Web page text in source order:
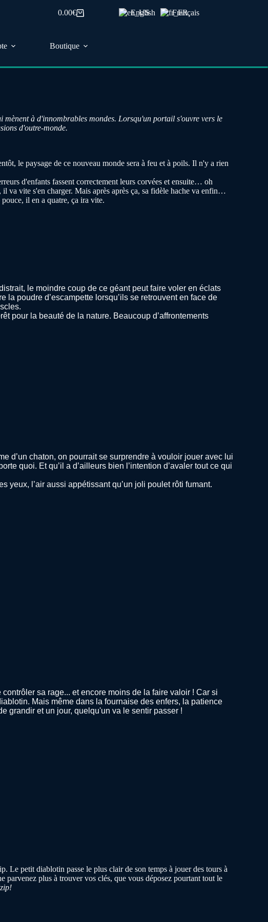
Panier
0.00€ English Français
Boutique
mènent à d'innombrables mondes. Lorsqu'un portail s'ouvre vers le
d'outre-monde.
le paysage de ce nouveau monde sera à feu et à poils. Il n'y a rien
d'enfants fassent correctement leurs corvées et ensuite… oh
il va vite s'en charger. Maisaprès après ça, sa fidèle hache va enfin…
il en a quatre, ça ira vite.
le moindre coup de ce géant peut faire voler en éclats
poudre d’escampette lorsqu’ils se retrouvent en face de
pour la beauté de la nature. Beaucoup d’affrontements
d’un chaton, on pourrait se surprendre à vouloir jouer avec lui
quoi. Et qu’il a d’ailleurs bien l’intention d’avaler tout ce qui
yeux, l’air aussi appétissant qu’un joli poulet rôti fumant.
sa rage... et encore moins de la faire valoir ! Car si
Mais même dans la fournaise des enfers, la patience
grandir et un jour, quelqu'un va le sentir passer !
Le petit diablotin passe le plus clair de son temps à jouer des tours à
parvenez plus à trouver vos clés, que vous déposez pourtant tout le